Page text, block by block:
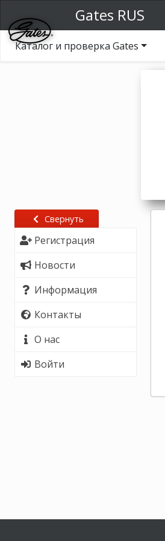
Gates RUS
Каталог и проверка Gates
Свернуть
Регистрация
Новости
Информация
Контакты
О нас
Войти